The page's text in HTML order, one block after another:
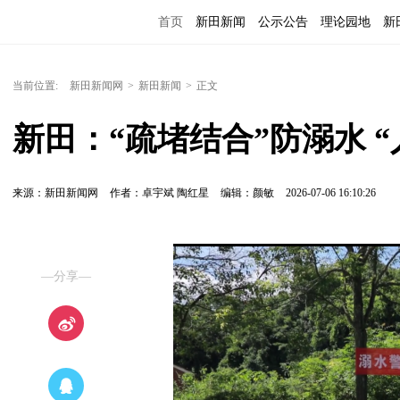
首页 新田新闻 公示公告 理论园地 新
当前位置: 新田新闻网 > 新田新闻 > 正文
新田：“疏堵结合”防溺水
来源：新田新闻网 作者：卓宇斌 陶红星 编辑：颜敏 2026-07-06 16:10:26
—分享—